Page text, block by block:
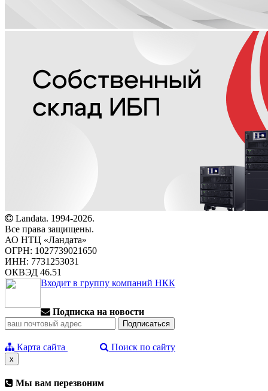
Landata. 1994-2026.
Все права защищены.
АО НТЦ «Ландата»
ОГРН: 1027739021650
ИНН: 7731253031
ОКВЭД 46.51
Входит в группу компаний НКК
Подписка на новости
Карта сайта Поиск по сайту
x
Мы вам перезвоним